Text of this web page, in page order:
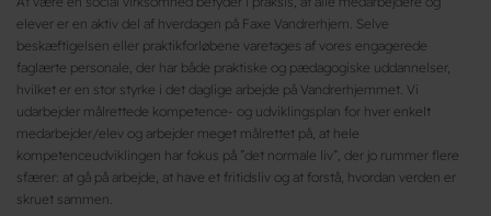
elever er en aktiv del af hverdagen på Faxe Vandrerhjem. Selve
beskæftigelsen eller praktikforløbene varetages af vores engagerede
faglærte personale, der har både praktiske og pædagogiske uddannelser,
hvilket er en stor styrke i det daglige arbejde på Vandrerhjemmet. Vi
udarbejder målrettede kompetence- og udviklingsplan for hver enkelt
medarbejder/elev og arbejder meget målrettet på, at hele
kompetenceudviklingen har fokus på ”det normale liv”, der jo rummer flere
sfærer: at gå på arbejde, at have et fritidsliv og at forstå, hvordan verden er
skruet sammen.